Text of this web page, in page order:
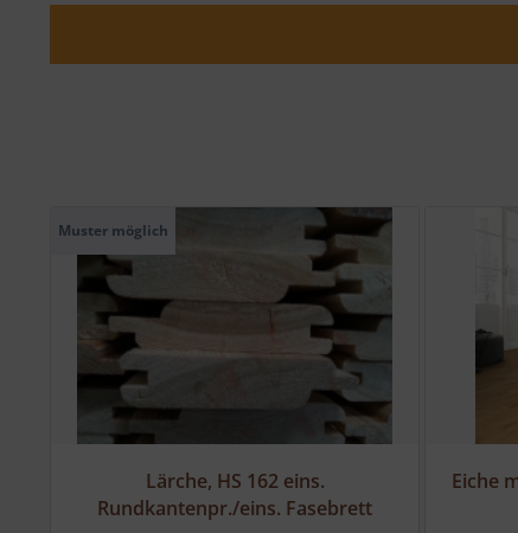
Muster möglich
Lärche, HS 162 eins.
Rundkantenpr./eins. Fasebrett
Eiche